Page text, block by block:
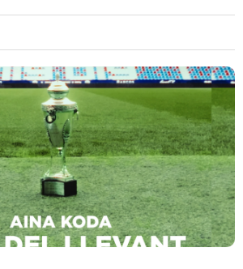
Cinema i Televisió
Festivals
Teatre
Internet